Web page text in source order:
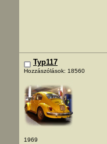
Typ117
Hozzászólások: 18560
1969